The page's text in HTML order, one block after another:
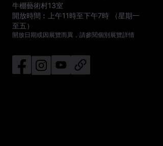
牛棚藝術村13室
開放時間︰
上午11時至下午7時
（星期一
至五）
開放日期或因展覽而異，請參閱個別展覽詳情